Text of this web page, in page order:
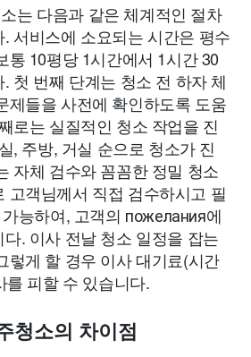
는 다음과 같은 체계적인 절차
서비스에 소요되는 시간은 평수
통 10평당 1시간에서 1시간 30
첫 번째 단계는 청소 전 하자 체
제들을 사전에 확인하도록 도움
로는 실질적인 청소 작업을 진
, 주방, 거실 순으로 청소가 진
자체 검수와 꼼꼼한 정밀 청소
고객님께서 직접 검수하시고 필
능하여, 고객의 пожелания에
. 이사 전날 청소 일정을 잡는
렇게 할 경우 이사 대기료(시간
를 피할 수 있습니다.
청소의 차이점